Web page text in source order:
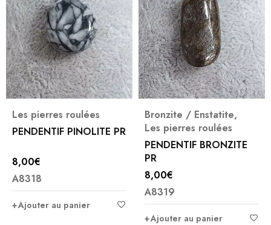
Les pierres roulées
PENDENTIF PINOLITE PR
8,00€
A8318
Ajouter au panier
Bronzite / Enstatite,
Les pierres roulées
PENDENTIF BRONZITE
PR
8,00€
A8319
Ajouter au panier